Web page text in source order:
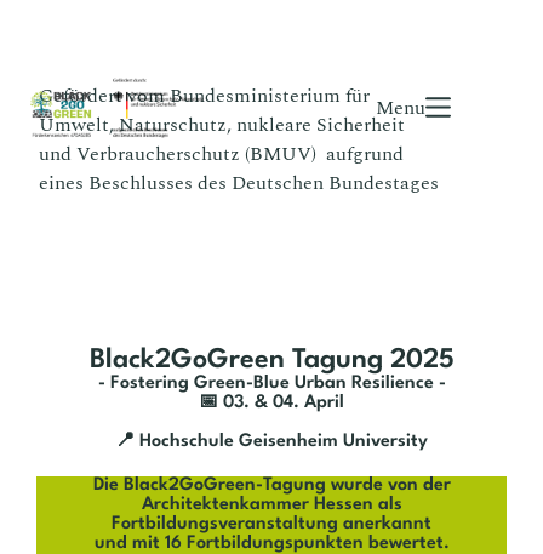
Menu
Gefördert vom Bundesministerium für
Umwelt, Naturschutz, nukleare Sicherheit
und Verbraucherschutz (BMUV) aufgrund
eines Beschlusses des Deutschen Bundestages
Black2GoGreen Tagung 2025
- Fostering Green-Blue Urban Resilience -
📅 03. & 04. April
📍 Hochschule Geisenheim University
Die Black2GoGreen-Tagung wurde von der
Architektenkammer Hessen als
Fortbildungsveranstaltung anerkannt
und mit 16 Fortbildungspunkten bewertet.